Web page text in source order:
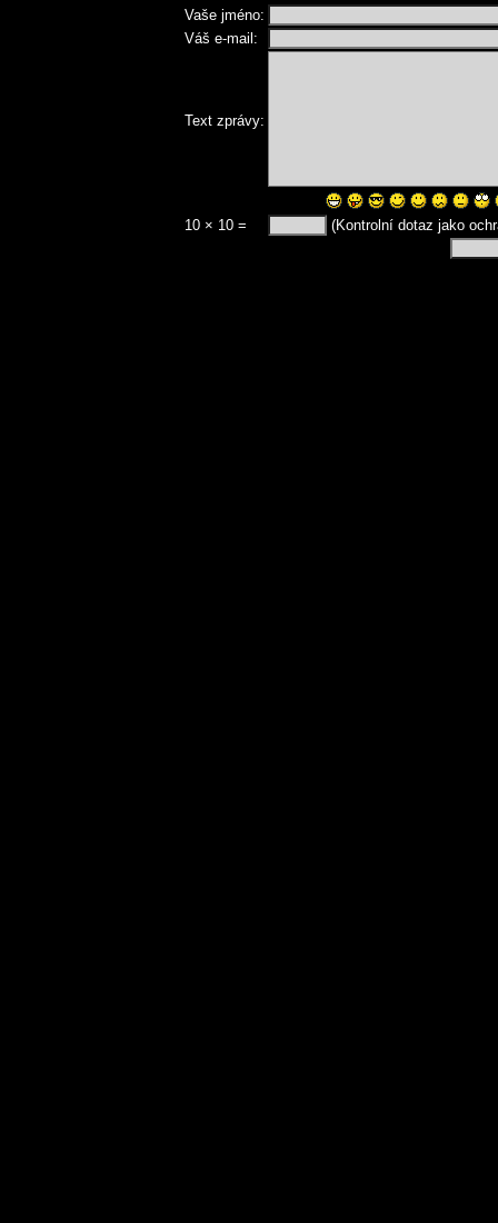
Vaše jméno:
Váš e-mail:
Text zprávy:
10 × 10 = (Kontrolní dotaz jako